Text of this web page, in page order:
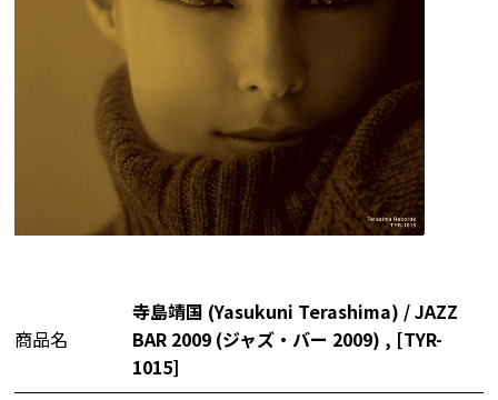
商品名
寺島靖国 (Yasukuni Terashima) / JAZZ
BAR 2009 (ジャズ・バー 2009) , [TYR-
1015]